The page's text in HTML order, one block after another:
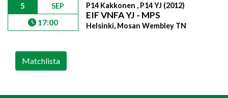
5 SEP
17:00
P14 Kakkonen , P14 YJ (2012)
EIF VNFA YJ - MPS
Helsinki, Mosan Wembley TN
Matchlista